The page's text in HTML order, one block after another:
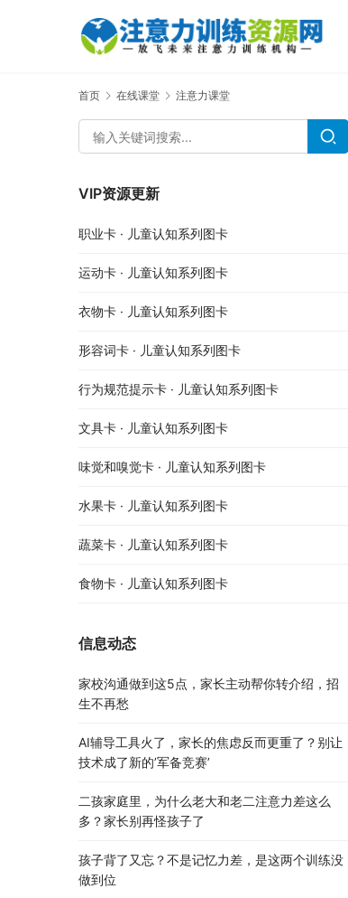
首页 在线课堂 注意力课堂
VIP资源更新
职业卡 · 儿童认知系列图卡
运动卡 · 儿童认知系列图卡
衣物卡 · 儿童认知系列图卡
形容词卡 · 儿童认知系列图卡
行为规范提示卡 · 儿童认知系列图卡
文具卡 · 儿童认知系列图卡
味觉和嗅觉卡 · 儿童认知系列图卡
水果卡 · 儿童认知系列图卡
蔬菜卡 · 儿童认知系列图卡
食物卡 · 儿童认知系列图卡
信息动态
家校沟通做到这5点，家长主动帮你转介绍，招
生不再愁
AI辅导工具火了，家长的焦虑反而更重了？别让
技术成了新的’军备竞赛’
二孩家庭里，为什么老大和老二注意力差这么
多？家长别再怪孩子了
孩子背了又忘？不是记忆力差，是这两个训练没
做到位